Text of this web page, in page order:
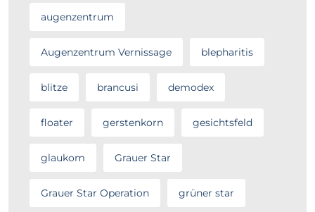
augenzentrum
Augenzentrum Vernissage blepharitis
blitze brancusi demodex
floater gerstenkorn gesichtsfeld
glaukom Grauer Star
Grauer Star Operation grüner star